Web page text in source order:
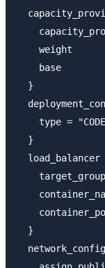
weight
base
  }
type =
  }
load_balancer
  }